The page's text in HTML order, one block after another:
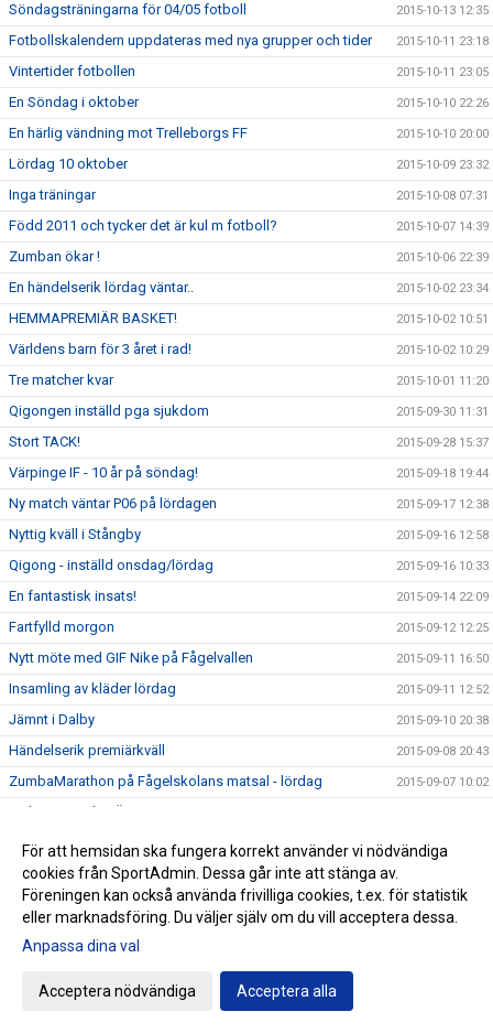
Söndagsträningarna för 04/05 fotboll 2015-10-13 12:35
Fotbollskalendern uppdateras med nya grupper och tider 2015-10-11 23:18
Vintertider fotbollen 2015-10-11 23:05
En Söndag i oktober 2015-10-10 22:26
En härlig vändning mot Trelleborgs FF 2015-10-10 20:00
Lördag 10 oktober 2015-10-09 23:32
Inga träningar 2015-10-08 07:31
Född 2011 och tycker det är kul m fotboll? 2015-10-07 14:39
Zumban ökar ! 2015-10-06 22:39
En händelserik lördag väntar.. 2015-10-02 23:34
HEMMAPREMIÄR BASKET! 2015-10-02 10:51
Världens barn för 3 året i rad! 2015-10-02 10:29
Tre matcher kvar 2015-10-01 11:20
Qigongen inställd pga sjukdom 2015-09-30 11:31
Stort TACK! 2015-09-28 15:37
Värpinge IF - 10 år på söndag! 2015-09-18 19:44
Ny match väntar P06 på lördagen 2015-09-17 12:38
Nyttig kväll i Stångby 2015-09-16 12:58
Qigong - inställd onsdag/lördag 2015-09-16 10:33
En fantastisk insats! 2015-09-14 22:09
Fartfylld morgon 2015-09-12 12:25
Nytt möte med GIF Nike på Fågelvallen 2015-09-11 16:50
Insamling av kläder lördag 2015-09-11 12:52
Jämnt i Dalby 2015-09-10 20:38
Händelserik premiärkväll 2015-09-08 20:43
ZumbaMarathon på Fågelskolans matsal - lördag 2015-09-07 10:02
Parkouranmälan Öppen igen!
Klubbvecka på Intersport 31 augusti - 6 september 2015-08-23 22:12
Basketens kalender för flickor 02-04 uppdaterad 2015-08-23 21:38
Basket för 07-09 startar i september 2015-08-23 08:07
Fotbollsmatcherna drar igång igen
Anmälan till parkouren i Lund - formuläret stängt till 1/9
För att hemsidan ska fungera korrekt använder vi nödvändiga
cookies från SportAdmin. Dessa går inte att stänga av.
Föreningen kan också använda frivilliga cookies, t.ex. för statistik
eller marknadsföring. Du väljer själv om du vill acceptera dessa.
Anpassa dina val
Acceptera nödvändiga Acceptera alla